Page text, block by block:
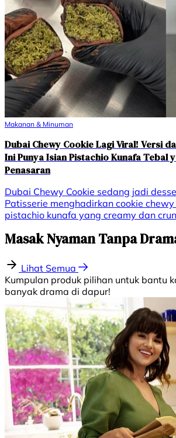
Makanan & Minuman
Dubai Chewy Cookie Lagi Viral! Versi
Ini Punya Isian Pistachio Kunafa Tebal
Penasaran
Dubai Chewy Cookie sedang jadi
Patisserie menghadirkan cookie
pistachio kunafa yang creamy dan
Masak Nyaman Tanpa
Lihat Semua
Kumpulan produk pilihan untuk bantu
banyak drama di dapur!